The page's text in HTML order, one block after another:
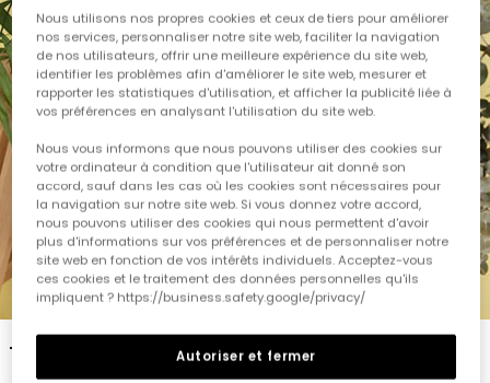
1 2 3 4 5
T-shirt garçon coton blanc imprimé
Nous utilisons nos propres cookies et ceux de tiers pour améliorer
nos services, personnaliser notre site web, faciliter la navigation
de nos utilisateurs, offrir une meilleure expérience du site web,
identifier les problèmes afin d'améliorer le site web, mesurer et
rapporter les statistiques d'utilisation, et afficher la publicité liée à
vos préférences en analysant l'utilisation du site web.
Nous vous informons que nous pouvons utiliser des cookies sur
votre ordinateur à condition que l'utilisateur ait donné son
accord, sauf dans les cas où les cookies sont nécessaires pour
la navigation sur notre site web. Si vous donnez votre accord,
nous pouvons utiliser des cookies qui nous permettent d'avoir
plus d'informations sur vos préférences et de personnaliser notre
site web en fonction de vos intérêts individuels. Acceptez-vous
ces cookies et le traitement des données personnelles qu'ils
impliquent ? https://business.safety.google/privacy/
Autoriser et fermer